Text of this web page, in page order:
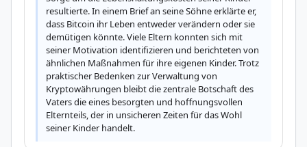
resultierte. In einem Brief an seine Söhne erklärte er,
dass Bitcoin ihr Leben entweder verändern oder sie
demütigen könnte. Viele Eltern konnten sich mit
seiner Motivation identifizieren und berichteten von
ähnlichen Maßnahmen für ihre eigenen Kinder. Trotz
praktischer Bedenken zur Verwaltung von
Kryptowährungen bleibt die zentrale Botschaft des
Vaters die eines besorgten und hoffnungsvollen
Elternteils, der in unsicheren Zeiten für das Wohl
seiner Kinder handelt.